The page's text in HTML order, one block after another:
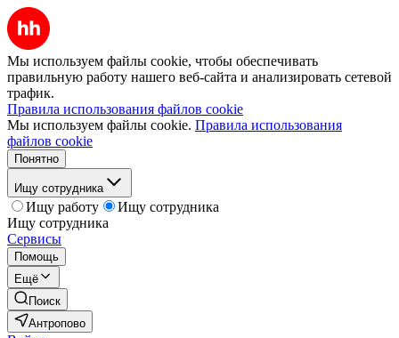
Мы используем файлы cookie, чтобы обеспечивать
правильную работу нашего веб-сайта и анализировать сетевой
трафик.
Правила использования файлов cookie
Мы используем файлы cookie. Правила использования
файлов cookie
Понятно
Ищу сотрудника
Ищу работу
Ищу сотрудника
Ищу сотрудника
Сервисы
Помощь
Ещё
Поиск
Антропово